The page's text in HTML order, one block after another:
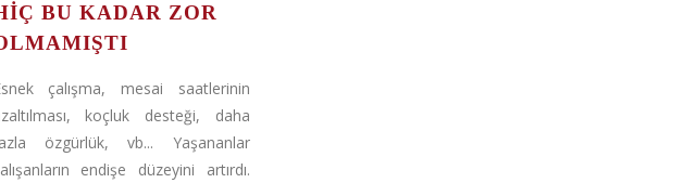
BU KADAR ZOR
çalışma, mesai saatlerinin
koçluk desteği, daha
özgürlük, vb... Yaşananlar
endişe düzeyini artırdı.